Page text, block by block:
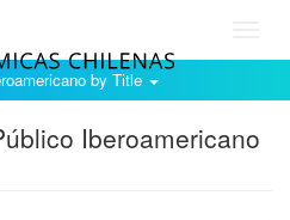
by Title
Iberoamericano